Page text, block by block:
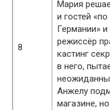
8
Мария
и гостей
Германии»
режиссёр
кастинг
в него,
Анжелу
магазине,